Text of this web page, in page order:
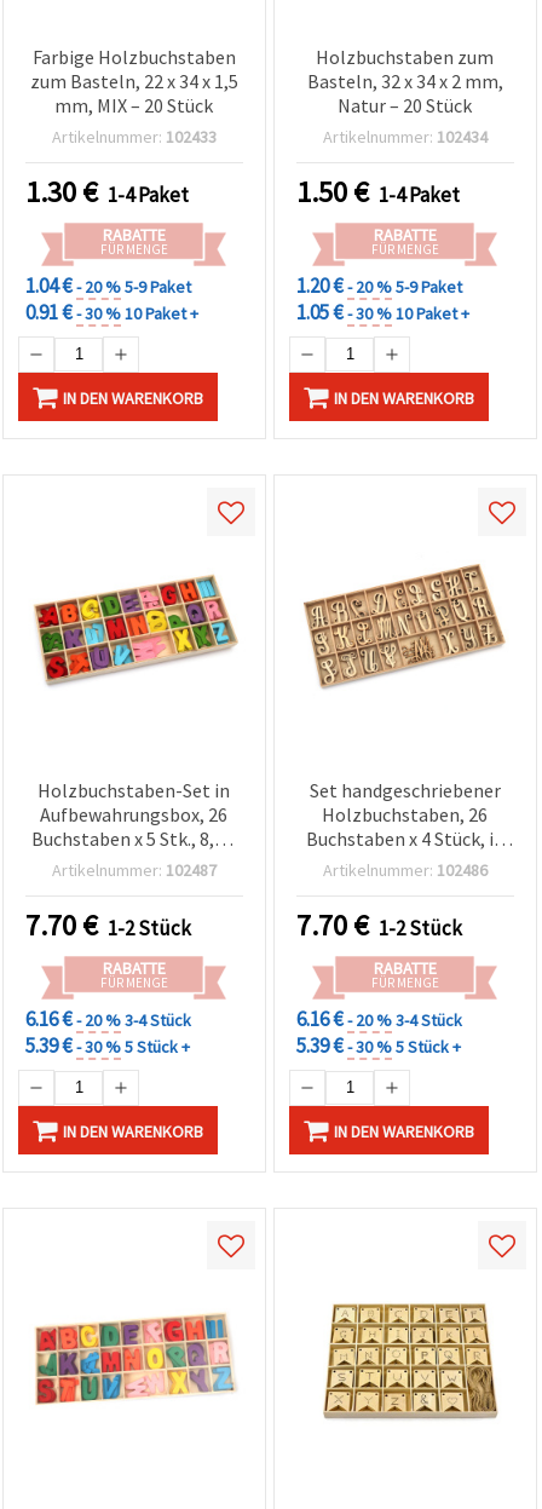
Farbige Holzbuchstaben
zum Basteln, 22 x 34 x 1,5
mm, MIX – 20 Stück
Artikelnummer: 102433
1.30€ 1-4 Paket
RABATTE
FÜR MENGE
1.04 €- 20 %5-9 Paket
0.91 €- 30 %10 Paket +
IN DEN WARENKORB
Holzbuchstaben zum
Basteln, 32 x 34 x 2 mm,
Natur – 20 Stück
Artikelnummer: 102434
1.50€ 1-4 Paket
RABATTE
FÜR MENGE
1.20 €- 20 %5-9 Paket
1.05 €- 30 %10 Paket +
IN DEN WARENKORB
Holzbuchstaben-Set in
Aufbewahrungsbox, 26
Buchstaben x 5 Stk., 8,5 x
21 x 1,5 cm
Artikelnummer: 102487
7.70€ 1-2 Stück
RABATTE
FÜR MENGE
6.16 €- 20 %3-4 Stück
5.39 €- 30 %5 Stück +
IN DEN WARENKORB
Set handgeschriebener
Holzbuchstaben, 26
Buchstaben x 4 Stück, in
Box 12,5 x 26,5 x 1,5 cm
Artikelnummer: 102486
7.70€ 1-2 Stück
RABATTE
FÜR MENGE
6.16 €- 20 %3-4 Stück
5.39 €- 30 %5 Stück +
IN DEN WARENKORB